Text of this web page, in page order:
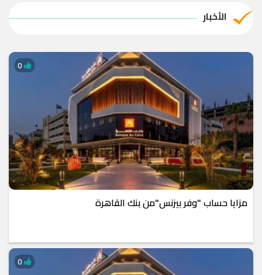
الأخبار
مزايا حساب "وفر بيزنس"من بنك القاهرة